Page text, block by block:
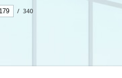
/ 340